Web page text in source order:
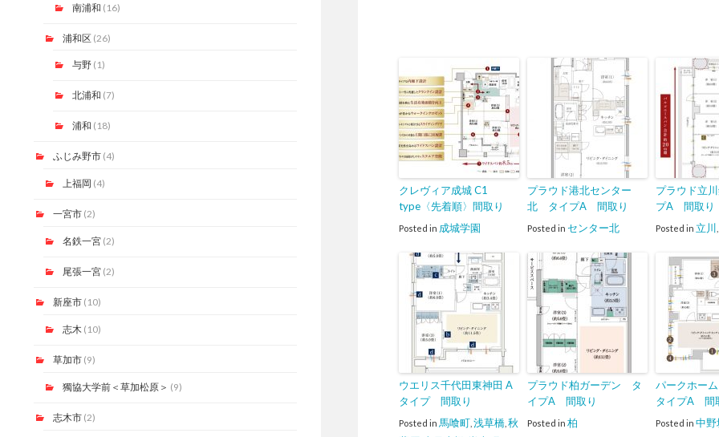
南浦和 (16)
浦和区(26)
与野(1)
北浦和 (7)
浦和 (18)
ふじみ野市(4)
上福岡 (4)
一宮市(2)
名鉄一宮(2)
尾張一宮(2)
新座市(10)
志木(10)
草加市(9)
獨協大学前＜草加松原＞ (9)
志木市(2)
クレヴィア成城 C1
type〈先着順〉間取り
Posted in 成城学園
プラウド港北センター
北 タイプA 間取り
Posted in センター北
プラウド立
プA 間取り
Posted in 立川
ウエリス千代田東神田 A
タイプ 間取り
Posted in 馬喰町 浅草橋, 秋
プラウド柏ガーデン タ
イプA 間取り
Posted in 柏
パークホー
タイプA 間
Posted in 中野